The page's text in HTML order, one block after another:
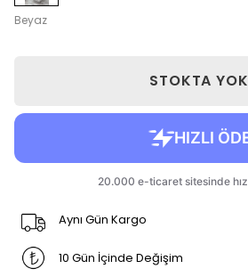
Beyaz
STOKTA YOK
Aynı Gün Kargo
10 Gün İçinde Değişim